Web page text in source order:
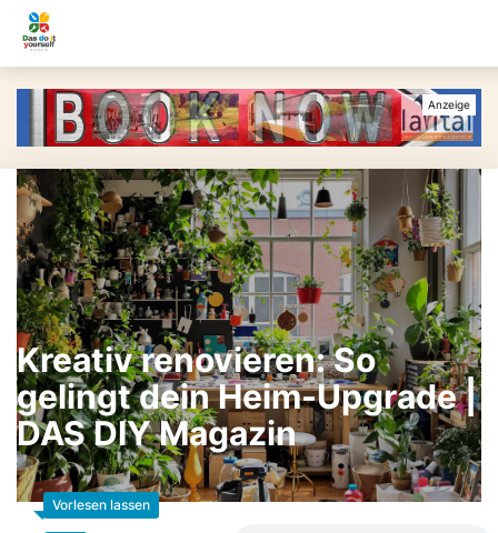
Kreativ renovieren: So
gelingt dein Heim-Upgrade |
DAS DIY Magazin